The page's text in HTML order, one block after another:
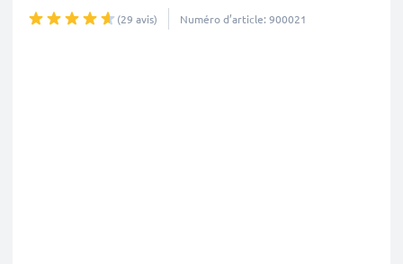
(29 avis) Numéro d’article: 900021